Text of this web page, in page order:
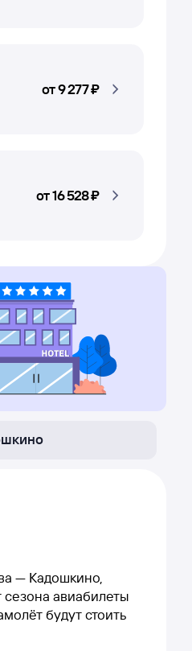
от9 ⁠277 ⁠₽
от16 ⁠528 ⁠₽
— Кадошкино,
сезона авиабилеты
будут стоить